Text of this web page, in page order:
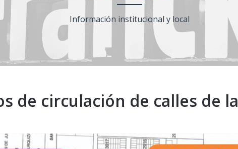
Información institucional y local
de circulación de calles de la